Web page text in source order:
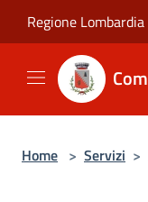
Regione Lombardia
Home > Servizi >